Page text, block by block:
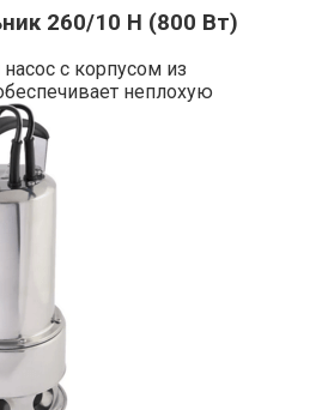
260/10 Н (800 Вт)
с корпусом из
неплохую